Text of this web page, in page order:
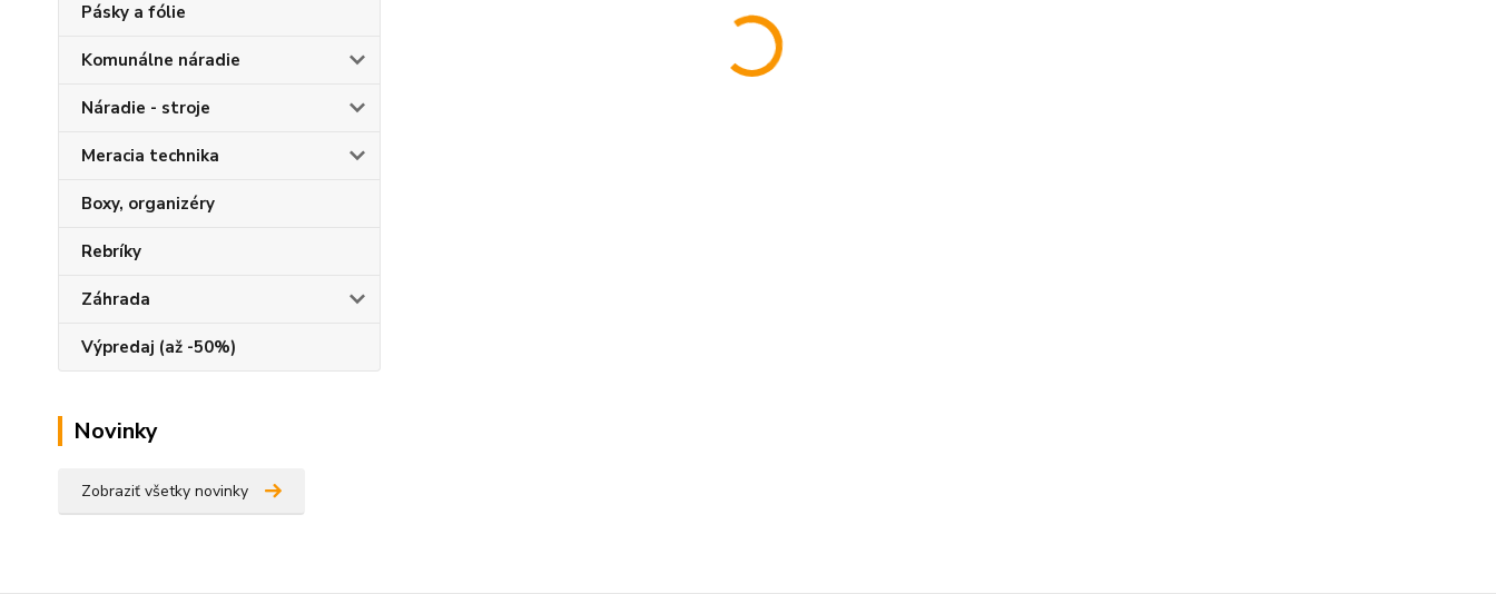
Pásky a fólie
Komunálne náradie
Náradie - stroje
Meracia technika
Boxy, organizéry
Rebríky
Záhrada
Výpredaj (až -50%)
Novinky
Zobraziť všetky novinky